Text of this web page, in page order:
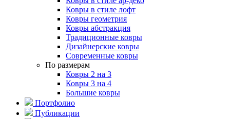
Ковры в стиле лофт
Ковры геометрия
Ковры абстракция
Традиционные ковры
Дизайнерские ковры
Современные ковры
По размерам
Ковры 2 на 3
Ковры 3 на 4
Большие ковры
Портфолио
Публикации